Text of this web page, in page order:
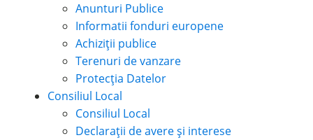
Anunturi Publice
Informatii fonduri europene
Achiziții publice
Terenuri de vanzare
Protecția Datelor
Consiliul Local
Consiliul Local
Declarații de avere și interese